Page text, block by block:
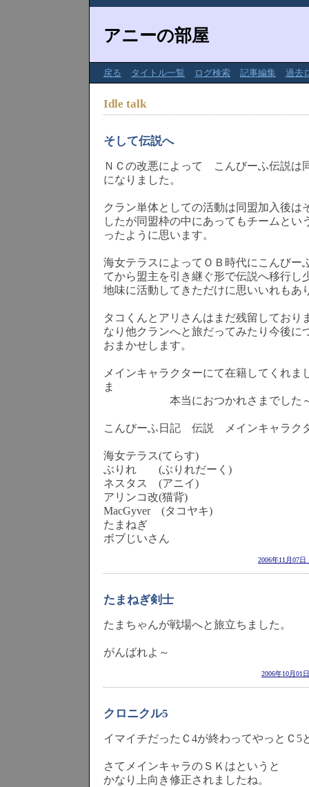
アニーの部屋
戻る タイトル一覧 ログ検索 記事編集 過去
Idle talk
そして伝説へ
ＮＣの改悪によって こんびーふ伝説は
になりました。
クラン単体としての活動は同盟加入後は
したが同盟枠の中にあってもチームとい
ったように思います。
海女テラスによってＯＢ時代にこんびー
てから盟主を引き継ぐ形で伝説へ移行し
地味に活動してきただけに思いいれもあ
タコくんとアリさんはまだ残留しており
なり他クランへと旅だってみたり今後に
おまかせします。
メインキャラクターにて在籍してくれま
ま
本当におつかれさまでした
こんびーふ日記 伝説 メインキャラク
海女テラス(てらす)
ぶりれ (ぶりれだーく)
ネスタス (アニイ)
アリンコ改(猫背)
MacGyver (タコヤキ)
たまねぎ
ボブじいさん
2006年11月07日
たまねぎ剣士
たまちゃんが戦場へと旅立ちました。
がんばれよ～
2006年10月01
クロニクル5
イマイチだったＣ4が終わってやっとＣ5
さてメインキャラのＳＫはというと
かなり上向き修正されましたね。